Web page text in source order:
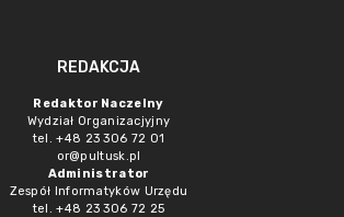
REDAKCJA
Redaktor Naczelny
Wydział Organizacjyjny
tel. +48 23 306 72 01
or@pultusk.pl
Administrator
Zespół Informatyków Urzędu
tel. +48 23 306 72 25